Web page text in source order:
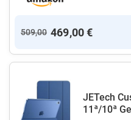
509,00 469,00 €
JETech
11ª/10ª